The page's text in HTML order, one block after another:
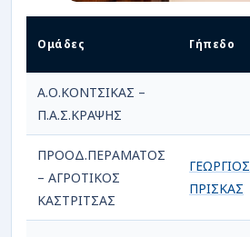
Ομάδες Γήπεδο
Α.Ο.ΚΟΝΤΣΙΚΑΣ –
Π.Α.Σ.ΚΡΑΨΗΣ
ΠΡΟΟΔ.ΠΕΡΑΜΑΤΟΣ
– ΑΓΡΟΤΙΚΟΣ
ΚΑΣΤΡΙΤΣΑΣ
ΓΕΩΡΓΙΟΣ
ΠΡΙΣΚΑΣ